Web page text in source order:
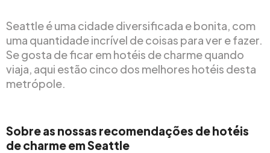
Seattle é uma cidade diversificada e bonita, com
uma quantidade incrível de coisas para ver e fazer.
Se gosta de ficar em hotéis de charme quando
viaja, aqui estão cinco dos melhores hotéis desta
metrópole.
Sobre as nossas recomendações de hotéis
de charme em Seattle